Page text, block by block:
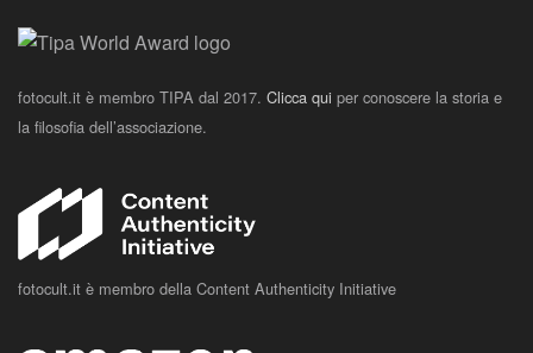
fotocult.it è membro TIPA dal 2017. Clicca qui per conoscere la storia e
la filosofia dell’associazione.
fotocult.it è membro della Content Authenticity Initiative